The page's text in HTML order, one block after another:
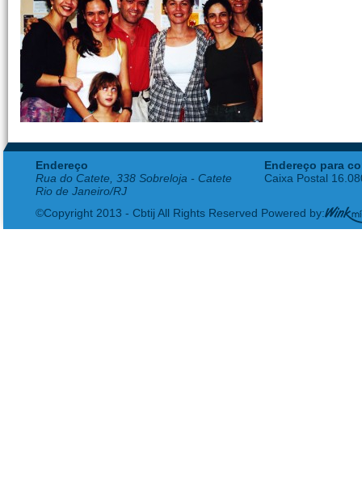
Endereço
Rua do Catete, 338 Sobreloja - Catete
Rio de Janeiro/RJ
Endereço para
Caixa Postal
©Copyright 2013 - Cbtij All Rights Reserved Powered by: